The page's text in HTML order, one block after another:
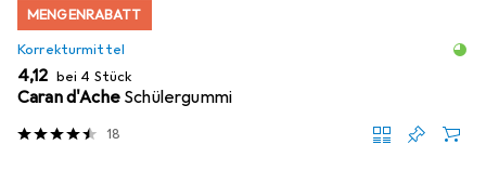
MENGENRABATT
Korrekturmittel
EUR
4,12 bei 4 Stück
Caran d'Ache Schülergummi
18